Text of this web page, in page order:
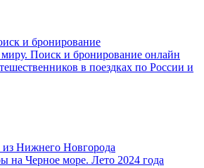
и бронирование
Поиск и бронирование онлайн
в поездках по России и
Нижнего Новгорода
на Черное море. Лето 2024 года